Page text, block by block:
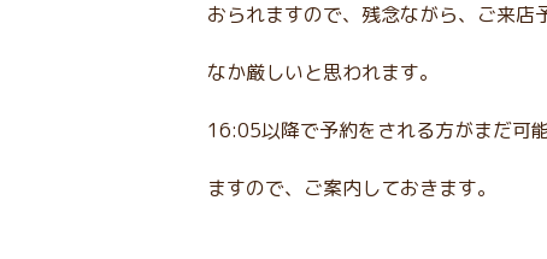
おられますので、残念ながら、ご来店
なか厳しいと思われます。
16:05以降で予約をされる方がまだ可
ますので、ご案内しておきます。